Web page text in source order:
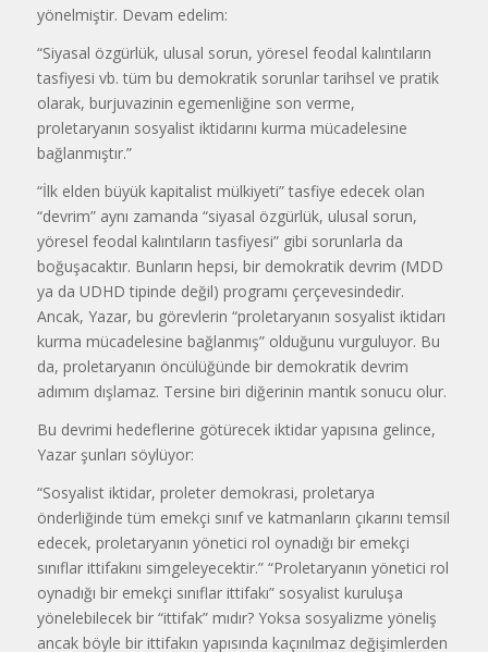
yönelmiştir. Devam edelim:
“Siyasal özgürlük, ulusal sorun, yöresel feodal kalıntıların
tasfiyesi vb. tüm bu demokratik sorunlar tarihsel ve pratik
olarak, burjuvazinin egemenliğine son verme,
proletaryanın sosyalist iktidarını kurma mücadelesine
bağlanmıştır.”
“İlk elden büyük kapitalist mülkiyeti” tasfiye edecek olan
“devrim” aynı zamanda “siyasal özgürlük, ulusal sorun,
yöresel feodal kalıntıların tasfiyesi” gibi sorunlarla da
boğuşacaktır. Bunların hepsi, bir demokratik devrim (MDD
ya da UDHD tipinde değil) programı çerçevesindedir.
Ancak, Yazar, bu görevlerin “proletaryanın sosyalist iktidarı
kurma mücadelesine bağlanmış” olduğunu vurguluyor. Bu
da, proletaryanın öncülüğünde bir demokratik devrim
adımım dışlamaz. Tersine biri diğerinin mantık sonucu olur.
Bu devrimi hedeflerine götürecek iktidar yapısına gelince,
Yazar şunları söylüyor:
“Sosyalist iktidar, proleter demokrasi, proletarya
önderliğinde tüm emekçi sınıf ve katmanların çıkarını temsil
edecek, proletaryanın yönetici rol oynadığı bir emekçi
sınıflar ittifakını simgeleyecektir.” “Proletaryanın yönetici rol
oynadığı bir emekçi sınıflar ittifakı” sosyalist kuruluşa
yönelebilecek bir “ittifak” mıdır? Yoksa sosyalizme yöneliş
ancak böyle bir ittifakın yapısında kaçınılmaz değişimlerden